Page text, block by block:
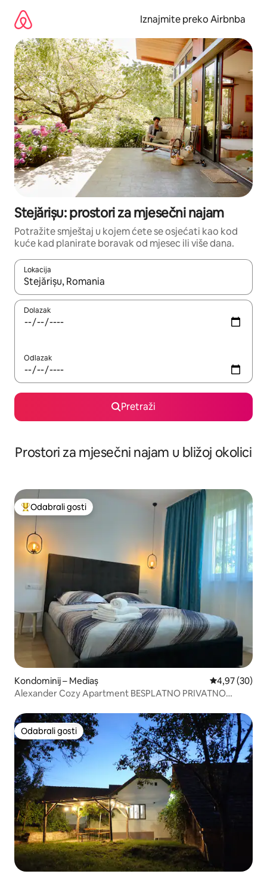
sadržaj
Iznajmite preko Airbnba
Stejărișu: prostori za mjesečni najam
Potražite smještaj u kojem ćete se osjećati kao kod
kuće kad planirate boravak od mjesec ili više dana.
Lokacija
Kada budu dostupni rezultati, moći ćete ih pregledati
Dolazak
Odlazak
Pretraži
Prostori za mjesečni najam u bližoj okolici
Među najviše rangiranima s oznakom „Odabrali gosti”
Odabrali gosti
Kondominij – Mediaș Prosječna
4,97 (30)
Alexander Cozy Apartment BESPLATNO PRIVATNO
Odabrali gosti
Odabrali gosti